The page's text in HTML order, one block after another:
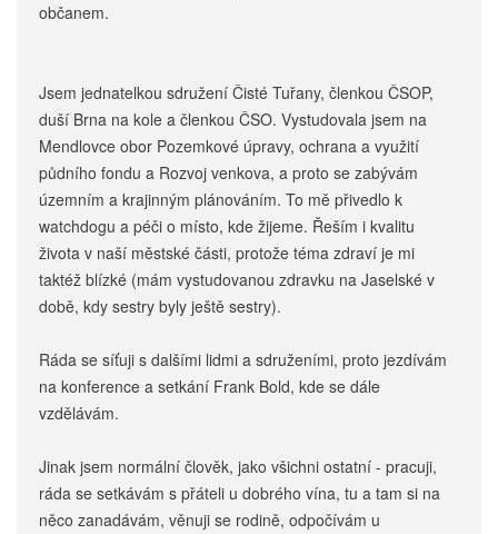
občanem.
Jsem jednatelkou sdružení Čisté Tuřany, členkou ČSOP,
duší Brna na kole a členkou ČSO. Vystudovala jsem na
Mendlovce obor Pozemkové úpravy, ochrana a využití
půdního fondu a Rozvoj venkova, a proto se zabývám
územním a krajinným plánováním. To mě přivedlo k
watchdogu a péči o místo, kde žijeme. Řeším i kvalitu
života v naší městské části, protože téma zdraví je mi
taktéž blízké (mám vystudovanou zdravku na Jaselské v
době, kdy sestry byly ještě sestry).
Ráda se síťuji s dalšími lidmi a sdruženími, proto jezdívám
na konference a setkání Frank Bold, kde se dále
vzdělávám.
Jinak jsem normální člověk, jako všichni ostatní - pracuji,
ráda se setkávám s přáteli u dobrého vína, tu a tam si na
něco zanadávám, věnuji se rodině, odpočívám u